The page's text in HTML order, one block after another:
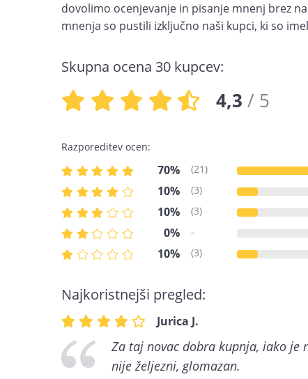
dovolimo ocenjevanje in pisanje mnenj brez
mnenja so pustili izključno naši kupci, ki so
Skupna ocena 30 kupcev:
4,3/ 5
Razporeditev ocen:
70% (21)
10% (3)
10% (3)
0% -
10% (3)
Najkoristnejši pregled:
Jurica J.
Za taj novac dobra kupnja, iako je
nije željezni, glomazan.